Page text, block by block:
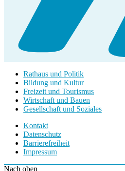
Rathaus und Politik
Bildung und Kultur
Freizeit und Tourismus
Wirtschaft und Bauen
Gesellschaft und Soziales
Kontakt
Datenschutz
Barrierefreiheit
Impressum
Nach oben